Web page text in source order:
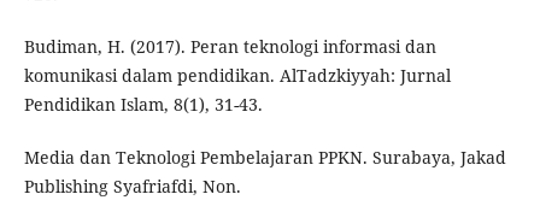
Budiman, H. (2017). Peran teknologi informasi dan
komunikasi dalam pendidikan. AlTadzkiyyah: Jurnal
Pendidikan Islam, 8(1), 31-43.
Media dan Teknologi Pembelajaran PPKN. Surabaya, Jakad
Publishing Syafriafdi, Non.